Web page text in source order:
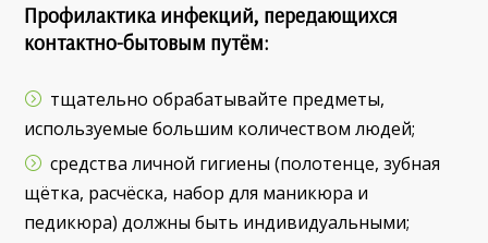
Профилактика инфекций, передающихся
контактно-бытовым путём:
тщательно обрабатывайте предметы,
используемые большим количеством людей;
средства личной гигиены (полотенце, зубная
щётка, расчёска, набор для маникюра и
педикюра) должны быть индивидуальными;